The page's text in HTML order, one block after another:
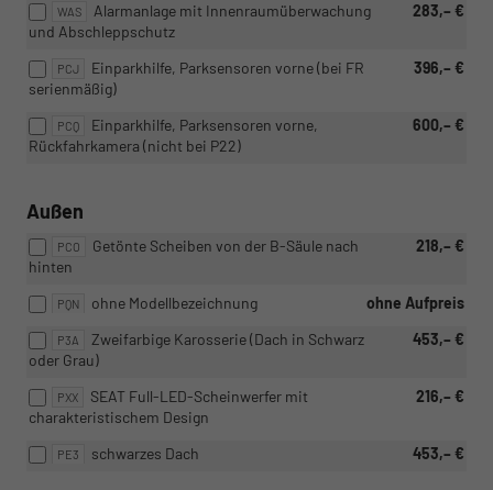
WAS 283,– €
Alarmanlage mit Innenraumüberwachung
und Abschleppschutz
PCJ 396,– €
Einparkhilfe, Parksensoren vorne (bei FR
serienmäßig)
PCQ 600,– €
Einparkhilfe, Parksensoren vorne,
Rückfahrkamera (nicht bei P22)
Außen
PCO 218,– €
Getönte Scheiben von der B-Säule nach
hinten
PQN ohne Aufpreis
ohne Modellbezeichnung
P3A 453,– €
Zweifarbige Karosserie (Dach in Schwarz
oder Grau)
PXX 216,– €
SEAT Full-LED-Scheinwerfer mit
charakteristischem Design
PE3 453,– €
schwarzes Dach